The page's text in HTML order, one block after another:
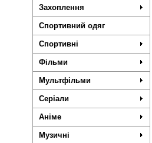
Захоплення
Спортивний одяг
Спортивні
Фільми
Мультфільми
Серіали
Аніме
Музичні